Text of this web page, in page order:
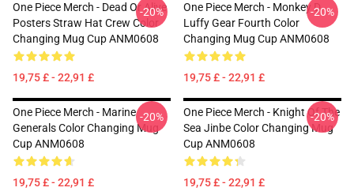
One Piece Merch - Dead Or Alive
Posters Straw Hat Crew Color
Changing Mug Cup ANM0608
19,75 £ - 22,91 £
-20%
One Piece Merch - Monkey D.
Luffy Gear Fourth Color
Changing Mug Cup ANM0608
19,75 £ - 22,91 £
-20%
One Piece Merch - Marine
Generals Color Changing Mug
Cup ANM0608
19,75 £ - 22,91 £
-20%
One Piece Merch - Knight Of The
Sea Jinbe Color Changing Mug
Cup ANM0608
19,75 £ - 22,91 £
-20%